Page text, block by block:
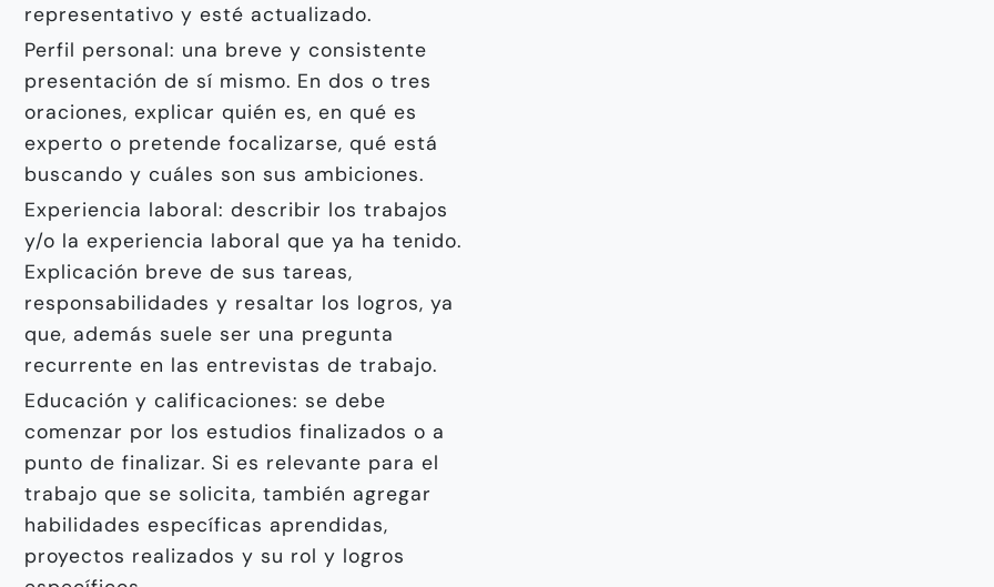
representativo y esté actualizado.
Perfil personal: una breve y consistente
presentación de sí mismo. En dos o tres
oraciones, explicar quién es, en qué es
experto o pretende focalizarse, qué está
buscando y cuáles son sus ambiciones.
Experiencia laboral: describir los trabajos
y/o la experiencia laboral que ya ha tenido.
Explicación breve de sus tareas,
responsabilidades y resaltar los logros, ya
que, además suele ser una pregunta
recurrente en las entrevistas de trabajo.
Educación y calificaciones: se debe
comenzar por los estudios finalizados o a
punto de finalizar. Si es relevante para el
trabajo que se solicita, también agregar
habilidades específicas aprendidas,
proyectos realizados y su rol y logros